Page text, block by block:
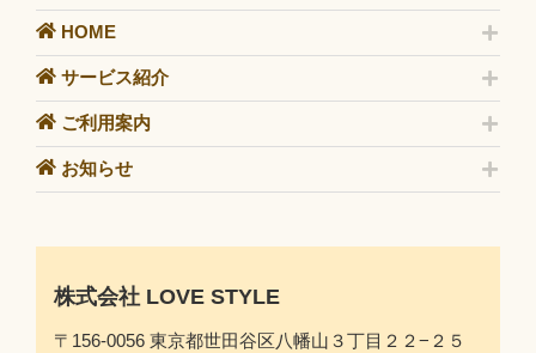
HOME
サービス紹介
ご利用案内
お知らせ
株式会社 LOVE STYLE
〒156-0056 東京都世田谷区八幡山３丁目２２−２５